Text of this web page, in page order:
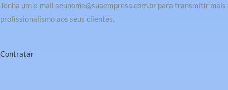
Tenha um e-mail seunome@suaempresa.com.br para transmitir mais
profissionalismo aos seus clientes.
Contratar